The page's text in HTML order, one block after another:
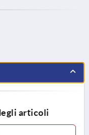
articoli